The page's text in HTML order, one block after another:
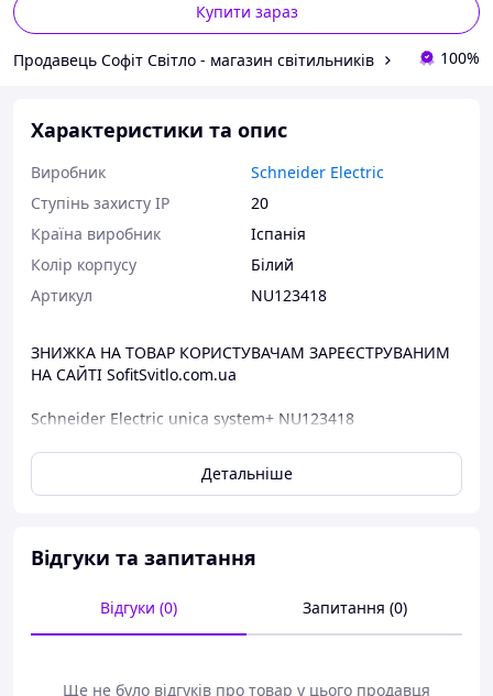
Купити зараз
Продавець Софіт Світло - магазин світильників 100%
Характеристики та опис
Виробник
Schneider Electric
Ступінь захисту IP
20
Країна виробник
Іспанія
Колір корпусу
Білий
Артикул
NU123418
ЗНИЖКА НА ТОВАР КОРИСТУВАЧАМ ЗАРЕЄСТРУВАНИМ
НА САЙТІ SofitSvitlo.com.ua
Schneider Electric unica system+ NU123418
Блоки призначені для компактної установки різних
механізмів та пристроїв серії New Unica.
Серія: New Unica
Тип продукту: Workstation
Режим фіксації: Гвинти
Тип монтажу: Відкритий
- 5 знімні плати
Детальніше
Відгуки та запитання
Відгуки (0) Запитання (0)
Ще не було відгуків про товар у цього продавця